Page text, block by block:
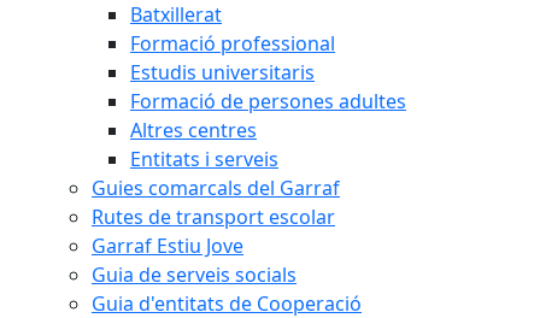
Batxillerat
Formació professional
Estudis universitaris
Formació de persones adultes
Altres centres
Entitats i serveis
Guies comarcals del Garraf
Rutes de transport escolar
Garraf Estiu Jove
Guia de serveis socials
Guia d'entitats de Cooperació